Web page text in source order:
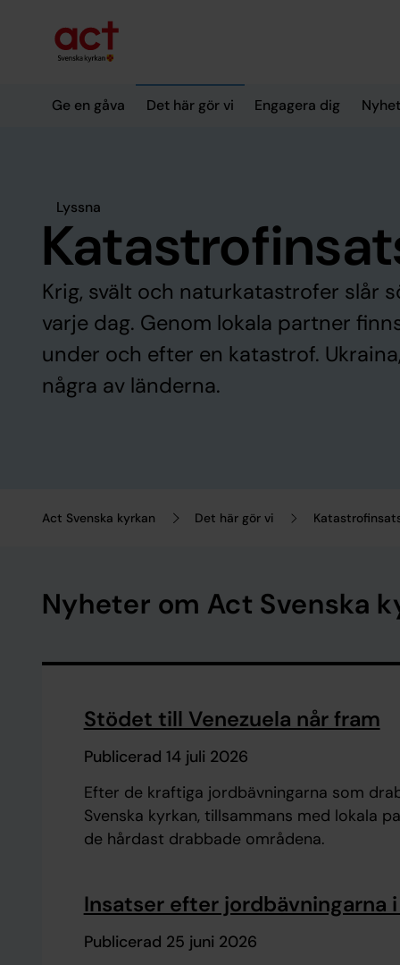
Ge en gåva Det här gör vi Engagera dig
Act Svenska kyrkan Det här gör vi
Lyssna
Krig, svält och naturkatastrofer slår
varje dag. Genom lokala partner
under och efter en katastrof.
några av länderna.
Nyheter om Act Svenska
Stödet till Venezuela når fram
Publicerad 14 juli 2026
Efter de kraftiga jordbävningarna som
Svenska kyrkan, tillsammans med lokala
de hårdast drabbade områdena.
Insatser efter jordbävningarna i
Publicerad 25 juni 2026